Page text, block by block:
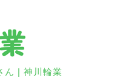
ん | 神川輪業